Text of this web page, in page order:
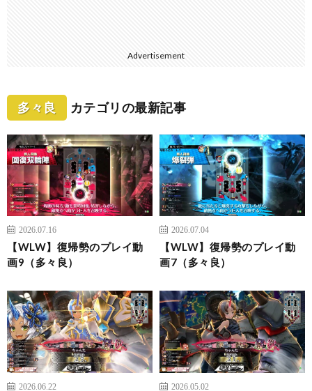
Advertisement
多々良 カテゴリの最新記事
2026.07.16
【WLW】復帰勢のプレイ動
画9（多々良）
2026.07.04
【WLW】復帰勢のプレイ動
画7（多々良）
2026.06.22 2026.05.02